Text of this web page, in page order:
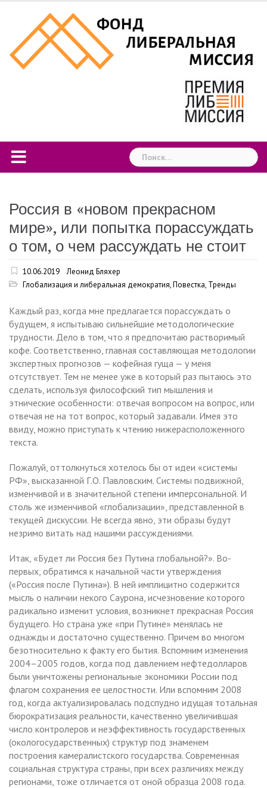
content
Найти:
Россия в «новом прекрасном
мире», или попытка порассуждать
о том, о чем рассуждать не стоит
10.06.2019
Леонид Бляхер
Глобализация и либеральная демократия,Повестка, Тренды
Каждый раз, когда мне предлагается порассуждать о
будущем, я испытываю сильнейшие методологические
трудности. Дело в том, что я предпочитаю растворимый
кофе. Соответственно, главная составляющая методологии
экспертных прогнозов — кофейная гуща — у меня
отсутствует. Тем не менее уже в который раз пытаюсь это
сделать, используя философский тип мышления и
этнические особенности: отвечая вопросом на вопрос, или
отвечая не на тот вопрос, который задавали. Имея это
ввиду, можно приступать к чтению нижерасположенного
текста.
Пожалуй, оттолкнуться хотелось бы от идеи «системы
РФ», высказанной Г.О. Павловским. Системы подвижной,
изменчивой и в значительной степени имперсональной. И
столь же изменчивой «глобализации», представленной в
текущей дискуссии. Не всегда явно, эти образы будут
незримо витать над нашими рассуждениями.
Итак, «Будет ли Россия без Путина глобальной?». Во-
первых, обратимся к начальной части утверждения
(«Россия после Путина»). В ней имплицитно содержится
мысль о наличии некого Саурона, исчезновение которого
радикально изменит условия, возникнет прекрасная Россия
будущего. Но страна уже «при Путине» менялась не
однажды и достаточно существенно. Причем во многом
безотносительно к факту его бытия. Вспомним изменения
2004–2005 годов, когда под давлением нефтедолларов
были уничтожены региональные экономики России под
флагом сохранения ее целостности. Или вспомним 2008
год, когда актуализировалась подспудно идущая тотальная
бюрократизация реальности, качественно увеличившая
число контролеров и неэффективность государственных
(окологосударственных) структур под знаменем
построения камералистского государства. Современная
социальная структура страны, при всех различиях между
регионами, тоже отличается от оной образца 2008 года.